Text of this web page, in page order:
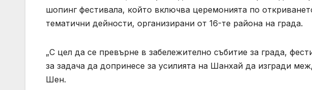
шопинг фестивала, който включва церемонията по
тематични дейности, организирани от 16-те района на града.
„С цел да се превърне в забележително събитие за града,
за задача да допринесе за усилията на Шанхай да изгради
Шен.